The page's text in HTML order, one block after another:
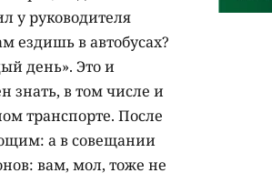
у руководителя
ездишь в автобусах?
день». Это и
знать, в том числе и
транспорте. После
а в совещании
вам, мол, тоже не
5